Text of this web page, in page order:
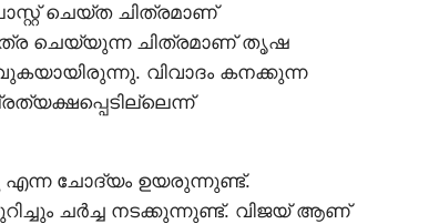
ചെയ്ത ചിത്രമാണ്
ചെയ്യുന്ന ചിത്രമാണ് തൃഷ
വിവാദം കനക്കുന്ന
ചോദ്യം ഉയരുന്നുണ്ട്.
ചർച്ച നടക്കുന്നുണ്ട്. വിജയ് ആണ്